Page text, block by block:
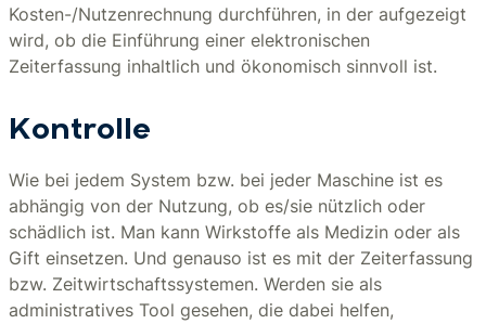
Kosten-/Nutzenrechnung durchführen, in der aufgezeigt
wird, ob die Einführung einer elektronischen
Zeiterfassung inhaltlich und ökonomisch sinnvoll ist.
Kontrolle
Wie bei jedem System bzw. bei jeder Maschine ist es
abhängig von der Nutzung, ob es/sie nützlich oder
schädlich ist. Man kann Wirkstoffe als Medizin oder als
Gift einsetzen. Und genauso ist es mit der Zeiterfassung
bzw. Zeitwirtschaftssystemen. Werden sie als
administratives Tool gesehen, die dabei helfen,